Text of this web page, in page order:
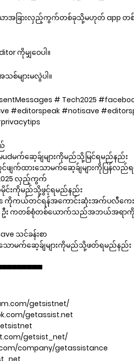
အခြားလှည့်ကွက်တစ်ခုသို့မဟုတ် app တ
ကိုမျှဝေပါ။
စ်များမလွဲပါ။
# Tech2025
#editorspeak #notisave
udမက်ဆေ့ခ်ျများကိုမည်သို့မြင်ရမည်နည်း
င်ဖျက်ထားသောမက်ဆေ့ခ်ျများကိုပြန်လည်
2025 လှည့်ကွက်
မိုင်းကိုမည်သို့ဖွင့်ရမည်နည်း
ကိုကယ်တင်ရန်အကောင်းဆုံးအက်ပလီကေးရှ
ဦး ကတစ်စုံတစ်ယောက်သည်အဘယ်အရာကို
သင်ခန်းစာ
သောမက်ဆေ့ခ်ျများကိုမည်သို့ဖတ်ရမည်နည်း
getsistnet/
getassist.net
getsist_net/
company/getassistance